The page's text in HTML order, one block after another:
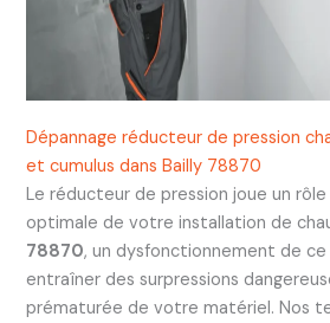
Dépannage réducteur de pression
et cumulus dans Bailly 78870
Le réducteur de pression joue un
optimale de votre installation de
78870, un dysfonctionnement de
entraîner des surpressions
prématurée de votre matériel. Nos